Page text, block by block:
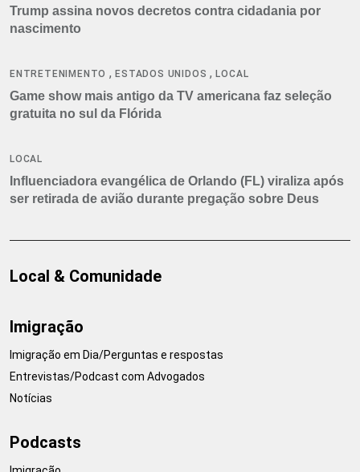
Trump assina novos decretos contra cidadania por
nascimento
ENTRETENIMENTO ,ESTADOS UNIDOS ,LOCAL
Game show mais antigo da TV americana faz seleção
gratuita no sul da Flórida
LOCAL
Influenciadora evangélica de Orlando (FL) viraliza após
ser retirada de avião durante pregação sobre Deus
Local & Comunidade
Imigração
Imigração em Dia/Perguntas e respostas
Entrevistas/Podcast com Advogados
Notícias
Podcasts